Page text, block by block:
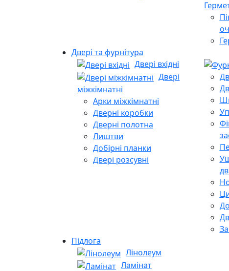
Двері та фурнітура
Двері вхідні
Двері
міжкімнатні
Арки міжкімнатні
Дверні коробки
Дверні полотна
Лиштви
Добірні планки
Двері розсувні
Підлога
Лінолеум
Ламінат